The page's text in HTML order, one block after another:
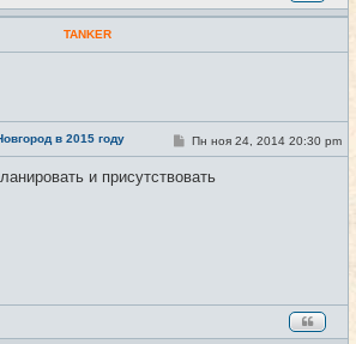
TANKER
в 2015 году #19
С
о
б
Пн ноя 24, 2014 20:30 pm
и присутствовать